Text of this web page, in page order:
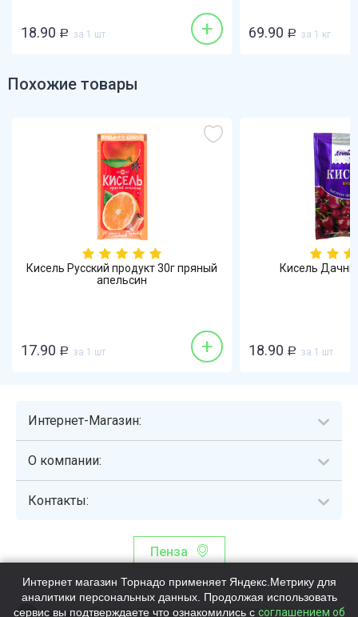
18.90 Р за 1 шт + 69.90 Р за 1 кг
Похожие товары
Кисель Русский продукт 30г пряный
апельсин
17.90 Р за 1 шт +
Кисель
18.90 Р за 1 шт
Интернет-Магазин:
О компании:
Контакты:
Пенза
Торнадо - интернет-гипермаркет, осуществляющий сборку,
выдачу и доставку готовых наборов продуктов питания.
Общество с ограниченной ответственностью «Торнадо» (ОГРН
Интернет магазин Торнадо применяет Яндекс.Метрику для
аналитики персональных данных. Продолжая использовать
сервис вы подтверждаете что ознакомились с соглашением об